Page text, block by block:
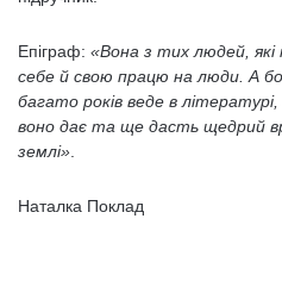
Епіграф: «Вона з тих людей,
себе й свою працю на люди. А
багато років веде в
воно дає та ще дасть щедрий
землі»
Наталка Поклад